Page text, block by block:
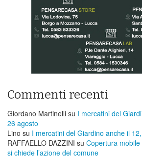
Commenti recenti
Giordano Martinelli su I mercatini del
26 agosto
Lino su I mercatini del Giardino anche il
RAFFAELLO DAZZINI su ​Copertura
si chiede l’azione del comune